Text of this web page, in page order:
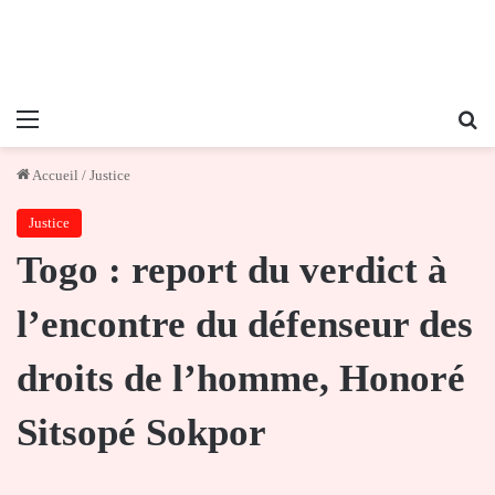
Menu
Accueil / Justice
Justice
Togo : report du verdict à
l’encontre du défenseur des
droits de l’homme, Honoré
Sitsopé Sokpor